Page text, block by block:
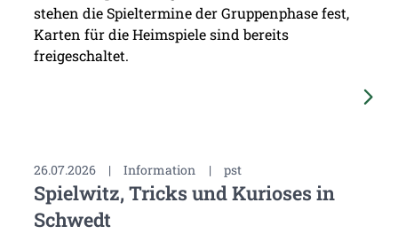
stehen die Spieltermine der Gruppenphase fest,
Karten für die Heimspiele sind bereits
freigeschaltet.
26.07.2026 | Information | pst
Spielwitz, Tricks und Kurioses in
Schwedt